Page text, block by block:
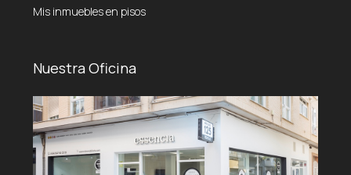
Mis inmuebles en pisos
Nuestra Oficina